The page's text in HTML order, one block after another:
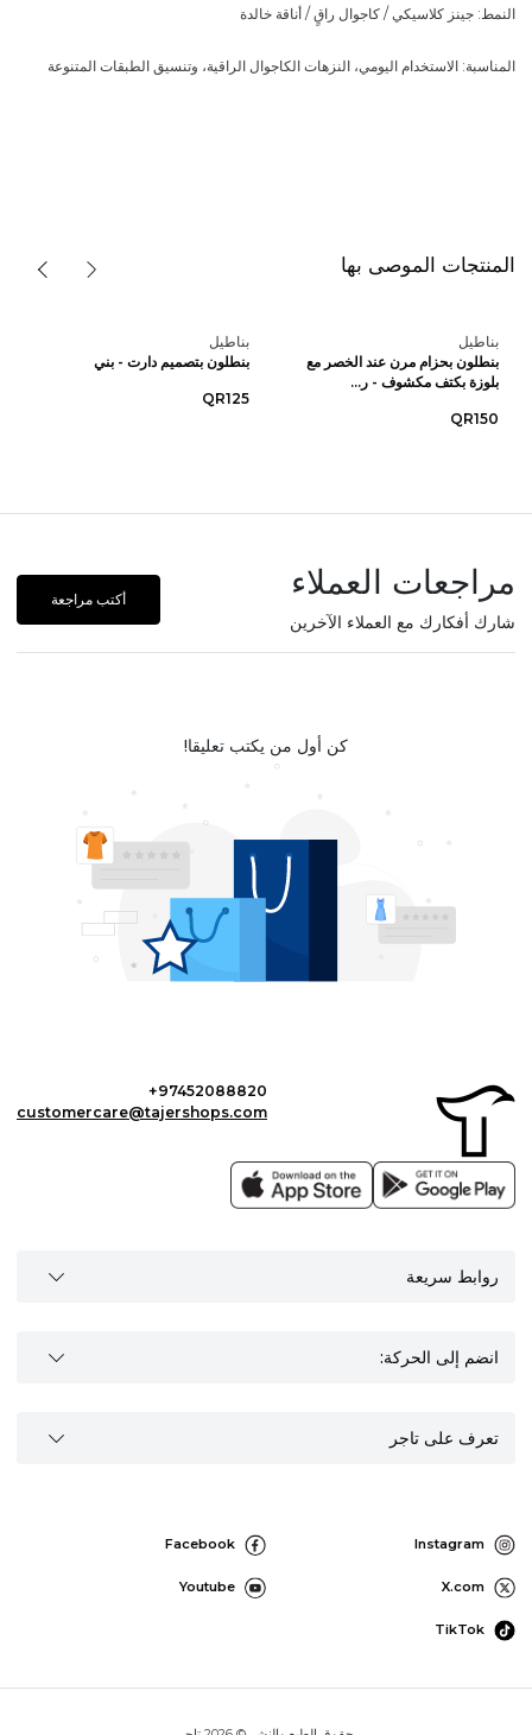
النمط: جينز كلاسيكي / كاجوال راقٍ / أناقة خالدة
المناسبة: الاستخدام اليومي، النزهات الكاجوال الراقية، وتنسيق الطبقات المتنوعة
المنتجات الموصى بها
بناطيل
بنطلون بحزام مرن عند الخصر مع
بلوزة بكتف مكشوف - ر...
QR150
بناطيل
بنطلون بتصميم دارت - بني
QR125
مراجعات العملاء
شارك أفكارك مع العملاء الآخرين
أكتب مراجعة
كن أول من يكتب تعليقا!
+97452088820
customercare@tajershops.com
روابط سريعة
انضم إلى الحركة:
تعرف على تاجر
Instagram
Facebook
X.com
Youtube
TikTok